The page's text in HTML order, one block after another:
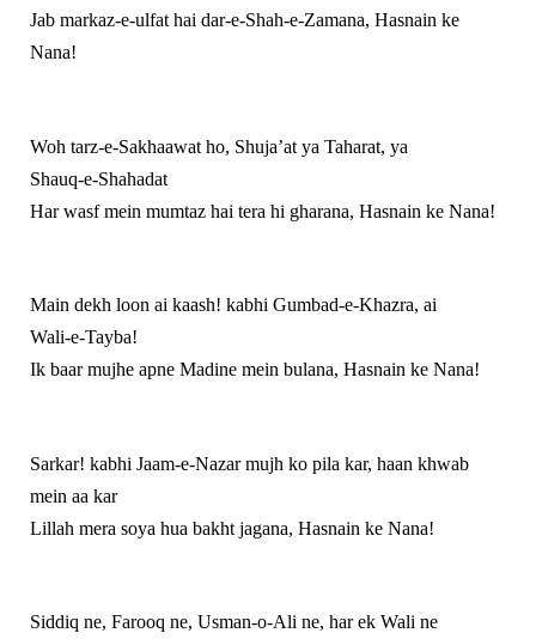
Jab markaz‑e‑ulfat hai dar‑e‑Shah‑e‑Zamana, Hasnain ke
Nana!
Woh tarz‑e‑Sakhaawat ho, Shuja’at ya Taharat, ya
Shauq‑e‑Shahadat
Har wasf mein mumtaz hai tera hi gharana, Hasnain ke Nana!
Main dekh loon ai kaash! kabhi Gumbad‑e‑Khazra, ai
Wali‑e‑Tayba!
Ik baar mujhe apne Madine mein bulana, Hasnain ke Nana!
Sarkar! kabhi Jaam‑e‑Nazar mujh ko pila kar, haan khwab
mein aa kar
Lillah mera soya hua bakht jagana, Hasnain ke Nana!
Siddiq ne, Farooq ne, Usman‑o‑Ali ne, har ek Wali ne